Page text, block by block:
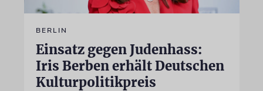
BERLIN
Einsatz gegen Judenhass:
Iris Berben erhält Deutschen
Kulturpolitikpreis